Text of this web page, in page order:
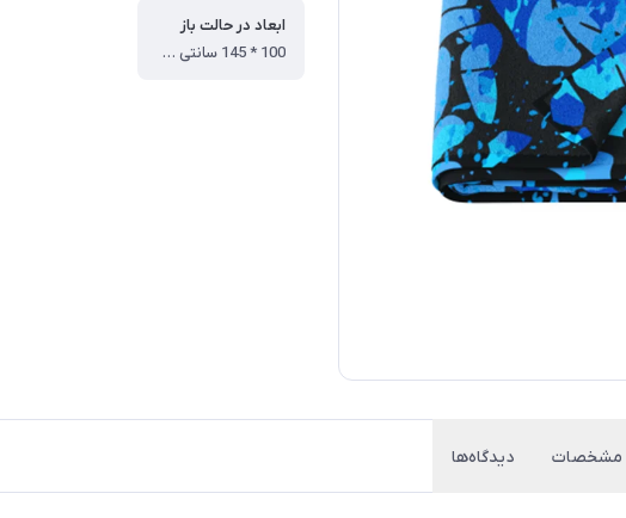
ابعاد در حالت باز
100 * 145 سانتی متر
مشخصات دیدگاه‌ها